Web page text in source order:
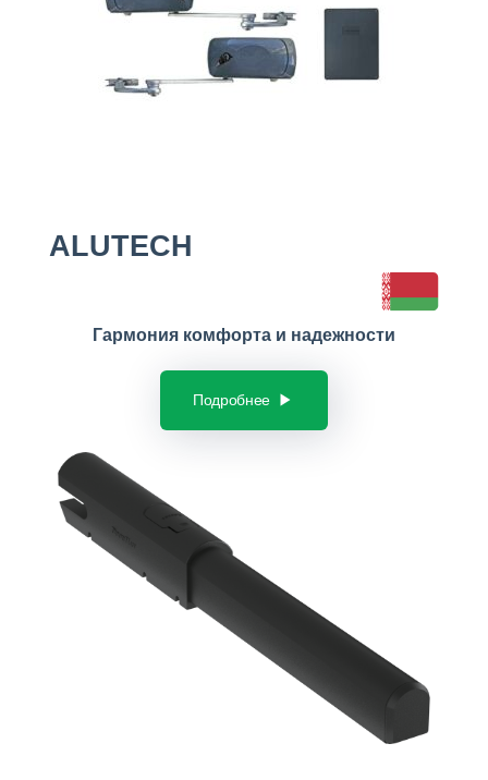
ALUTECH
Гармония комфорта и надежности
Подробнее